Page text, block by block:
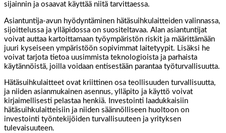
sijainnin ja osaavat käyttää niitä tarvittaessa.
Asiantuntija-avun hyödyntäminen hätäsuihkulaitteiden valinnassa,
sijoittelussa ja ylläpidossa on suositeltavaa. Alan asiantuntijat
voivat auttaa kartoittamaan työympäristön riskit ja määrittämään
juuri kyseiseen ympäristöön sopivimmat laitetyypit. Lisäksi he
voivat tarjota tietoa uusimmista teknologioista ja parhaista
käytännöistä, joilla voidaan entisestään parantaa työturvallisuutta.
Hätäsuihkulaitteet ovat kriittinen osa teollisuuden turvallisuutta,
ja niiden asianmukainen asennus, ylläpito ja käyttö voivat
kirjaimellisesti pelastaa henkiä. Investointi laadukkaisiin
hätäsuihkulaitteisiin ja niiden säännölliseen huoltoon on
investointi työntekijöiden turvallisuuteen ja yrityksen
tulevaisuuteen.